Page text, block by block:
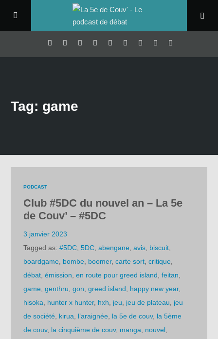
Tag: game
PODCAST
Club #5DC du nouvel an – La 5e
de Couv’ – #5DC
3 janvier 2023
Tagged as:#5DC ,5DC ,abengane ,avis biscuit
boardgame bombe boomer,carte sort ,critique
débat ,émission ,en route pour greed island ,feitan
game ,genthru ,gon ,greed island happy new year,
hisoka
hunter x hunter, hxh jeu jeu de plateau
jeu
de société kirua l’araignée la 5e de couv, la 5ème
de couv, la cinquième de couv, manga nouvel